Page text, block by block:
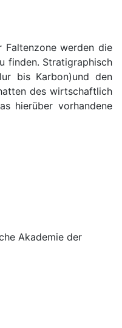
Faltenzone werden die
finden. Stratigraphisch
bis Karbon)und den
des wirtschaftlich
hierüber vorhandene
Akademie der